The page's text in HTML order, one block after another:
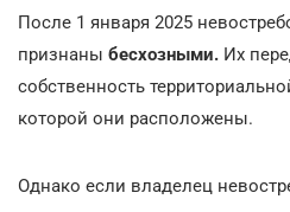
После 1 января 2025
признаны бесхозными. Их
собственность
которой они расположены.
Однако если владелец